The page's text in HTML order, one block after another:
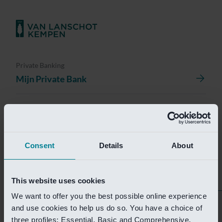
Consent Details About
This website uses cookies
We want to offer you the best possible online experience
and use cookies to help us do so. You have a choice of
three profiles: Essential, Basic and Comprehensive.
Private Banking
Mijn Private Bank
Investment Banking
Van Lanschot Kempen Research
Helaas is deze pagina